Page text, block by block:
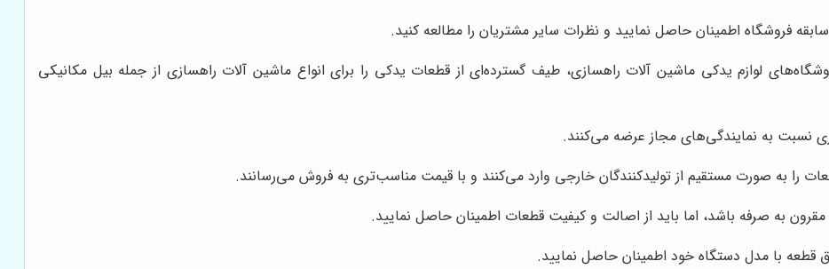
سابقه فروشگاه اطمینان حاصل نمایید و نظرات سایر مشتریان را مطالعه کنید.
لوازم یدکی ماشین آلات راهسازی، طیف گسترده‌ای از قطعات یدکی را برای انواع ماشین آلات راهسازی از جمله بیل مکانیکی
نسبت به نمایندگی‌های مجاز عرضه می‌کنند.
را به صورت مستقیم از تولیدکنندگان خارجی وارد می‌کنند و با قیمت مناسب‌تری به فروش می‌رسانند.
مقرون به صرفه باشد، اما باید از اصالت و کیفیت قطعات اطمینان حاصل نمایید.
قطعه با مدل دستگاه خود اطمینان حاصل نمایید.